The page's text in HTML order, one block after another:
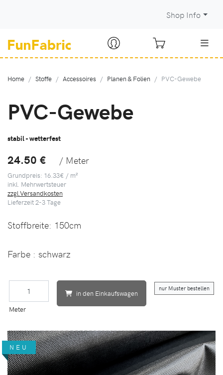
Shop Info
NEU
Home Stoffe Accessoires Planen & Folien PVC-Gewebe
PVC-Gewebe
stabil - wetterfest
24.50 € / Meter
Grundpreis: 16.33€ / m²
inkl. Mehrwertsteuer
zzgl.Versandkosten
Lieferzeit 2-3Tage
Stoffbreite: 150cm
Farbe : schwarz
Meter
in den Einkaufswagen
nur Muster bestellen